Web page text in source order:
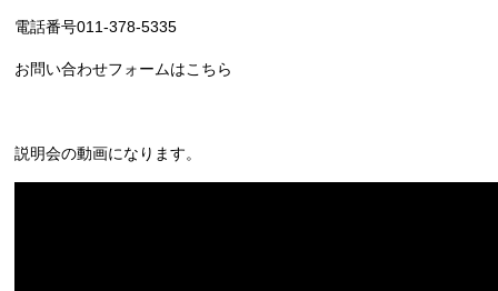
電話番号011-378-5335
お問い合わせフォームはこちら
説明会の動画になります。